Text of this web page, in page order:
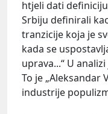
htjeli dati
Srbiju definirali
tranzicije koja je
kada se
uprava...“ U
To je „Aleksandar
industrije